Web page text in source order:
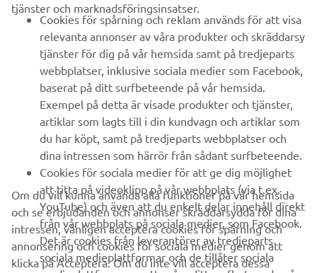
B2B
UTFORSKA YAMAHA
FAQ & SUPPORT
NYHETSBREV
Bli först att ta del av de senaste erbjudandena, evenemangen,
nyheterna och mycket mer
PRENUMERERA
tjänster och marknadsföringsinsatser.
Cookies för spårning och reklam används för att visa
relevanta annonser av våra produkter och skräddarsy
tjänster för dig på vår hemsida samt på tredjeparts
webbplatser, inklusive sociala medier som Facebook,
baserat på ditt surfbeteende på vår hemsida.
Exempel på detta är visade produkter och tjänster,
artiklar som lagts till i din kundvagn och artiklar som
du har köpt, samt på tredjeparts webbplatser och
dina intressen som härrör från sådant surfbeteende.
Cookies för sociala medier för att ge dig möjlighet
att titta på videoklipp på vår webbplats (via t.ex.
YouTube) och även att du enkelt delar innehåll direkt
från vår webbplats på sociala medier, som Facebook.
Det är cookies från leverantörer av tredjeparts
sociala medieplattformar och de tillåter sociala
Om du vill kunna använda alla funktioner på vår hemsida
och se erbjudanden och annonser skräddarsydda för dina
intressen, vänligen acceptera cookies för spårning och
annonsering och cookies för sociala medier genom att
klicka på Acceptera. Om du inte vill acceptera dessa